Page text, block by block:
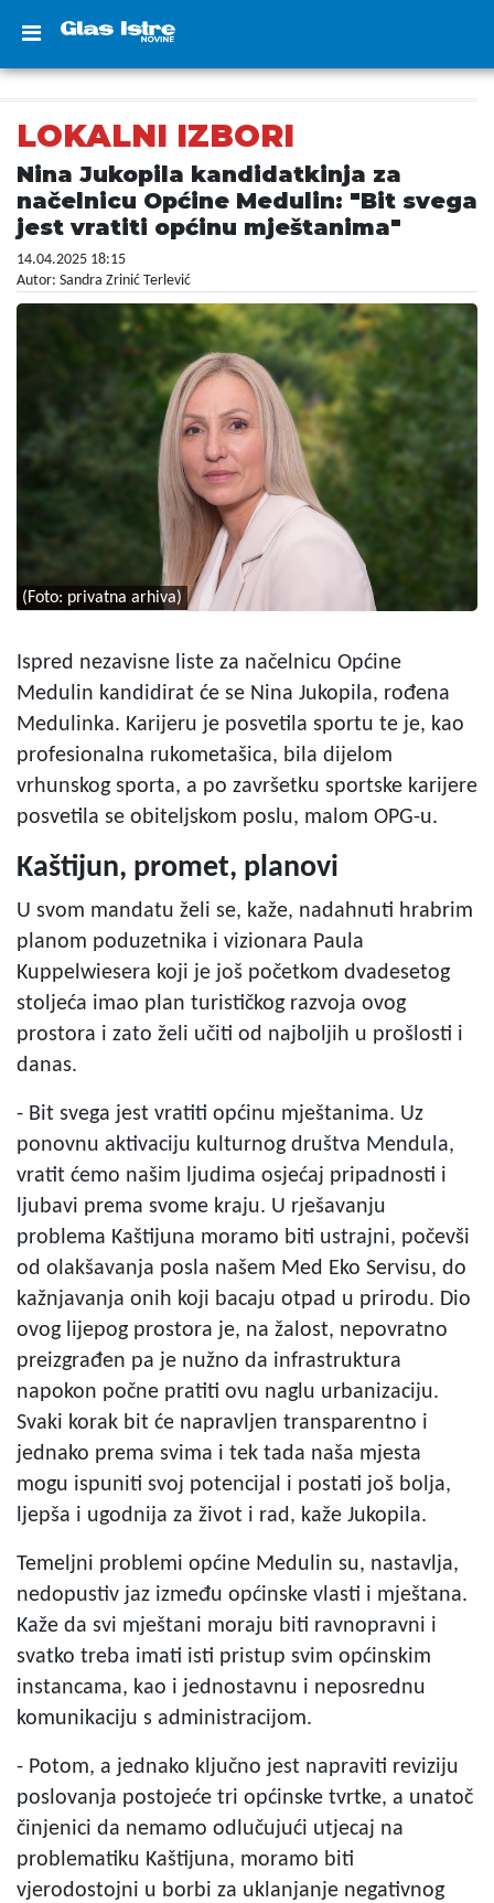
LOKALNI IZBORI
Nina Jukopila kandidatkinja za
načelnicu Općine Medulin: "Bit svega
jest vratiti općinu mještanima"
14.04.2025 18:15
Autor: Sandra Zrinić Terlević
(Foto: privatna arhiva)
Ispred nezavisne liste za načelnicu Općine
Medulin kandidirat će se Nina Jukopila, rođena
Medulinka. Karijeru je posvetila sportu te je, kao
profesionalna rukometašica, bila dijelom
vrhunskog sporta, a po završetku sportske karijere
posvetila se obiteljskom poslu, malom OPG-u.
Kaštijun, promet, planovi
U svom mandatu želi se, kaže, nadahnuti hrabrim
planom poduzetnika i vizionara Paula
Kuppelwiesera koji je još početkom dvadesetog
stoljeća imao plan turističkog razvoja ovog
prostora i zato želi učiti od najboljih u prošlosti i
danas.
- Bit svega jest vratiti općinu mještanima. Uz
ponovnu aktivaciju kulturnog društva Mendula,
vratit ćemo našim ljudima osjećaj pripadnosti i
ljubavi prema svome kraju. U rješavanju
problema Kaštijuna moramo biti ustrajni, počevši
od olakšavanja posla našem Med Eko Servisu, do
kažnjavanja onih koji bacaju otpad u prirodu. Dio
ovog lijepog prostora je, na žalost, nepovratno
preizgrađen pa je nužno da infrastruktura
napokon počne pratiti ovu naglu urbanizaciju.
Svaki korak bit će napravljen transparentno i
jednako prema svima i tek tada naša mjesta
mogu ispuniti svoj potencijal i postati još bolja,
ljepša i ugodnija za život i rad, kaže Jukopila.
Temeljni problemi općine Medulin su, nastavlja,
nedopustiv jaz između općinske vlasti i mještana.
Kaže da svi mještani moraju biti ravnopravni i
svatko treba imati isti pristup svim općinskim
instancama, kao i jednostavnu i neposrednu
komunikaciju s administracijom.
- Potom, a jednako ključno jest napraviti reviziju
poslovanja postojeće tri općinske tvrtke, a unatoč
činjenici da nemamo odlučujući utjecaj na
problematiku Kaštijuna, moramo biti
vjerodostojni u borbi za uklanjanje negativnog